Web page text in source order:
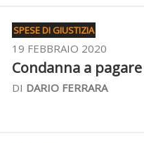
SPESE DI GIUSTIZIA
19 FEBBRAIO 2020
Condanna a
DI DARIO FERRARA